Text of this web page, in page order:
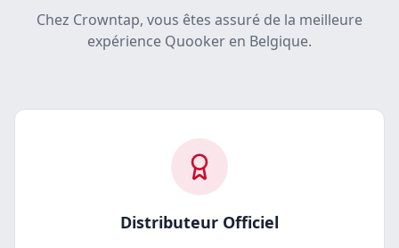
Chez Crowntap, vous êtes assuré de la meilleure
expérience Quooker en Belgique.
Distributeur Officiel